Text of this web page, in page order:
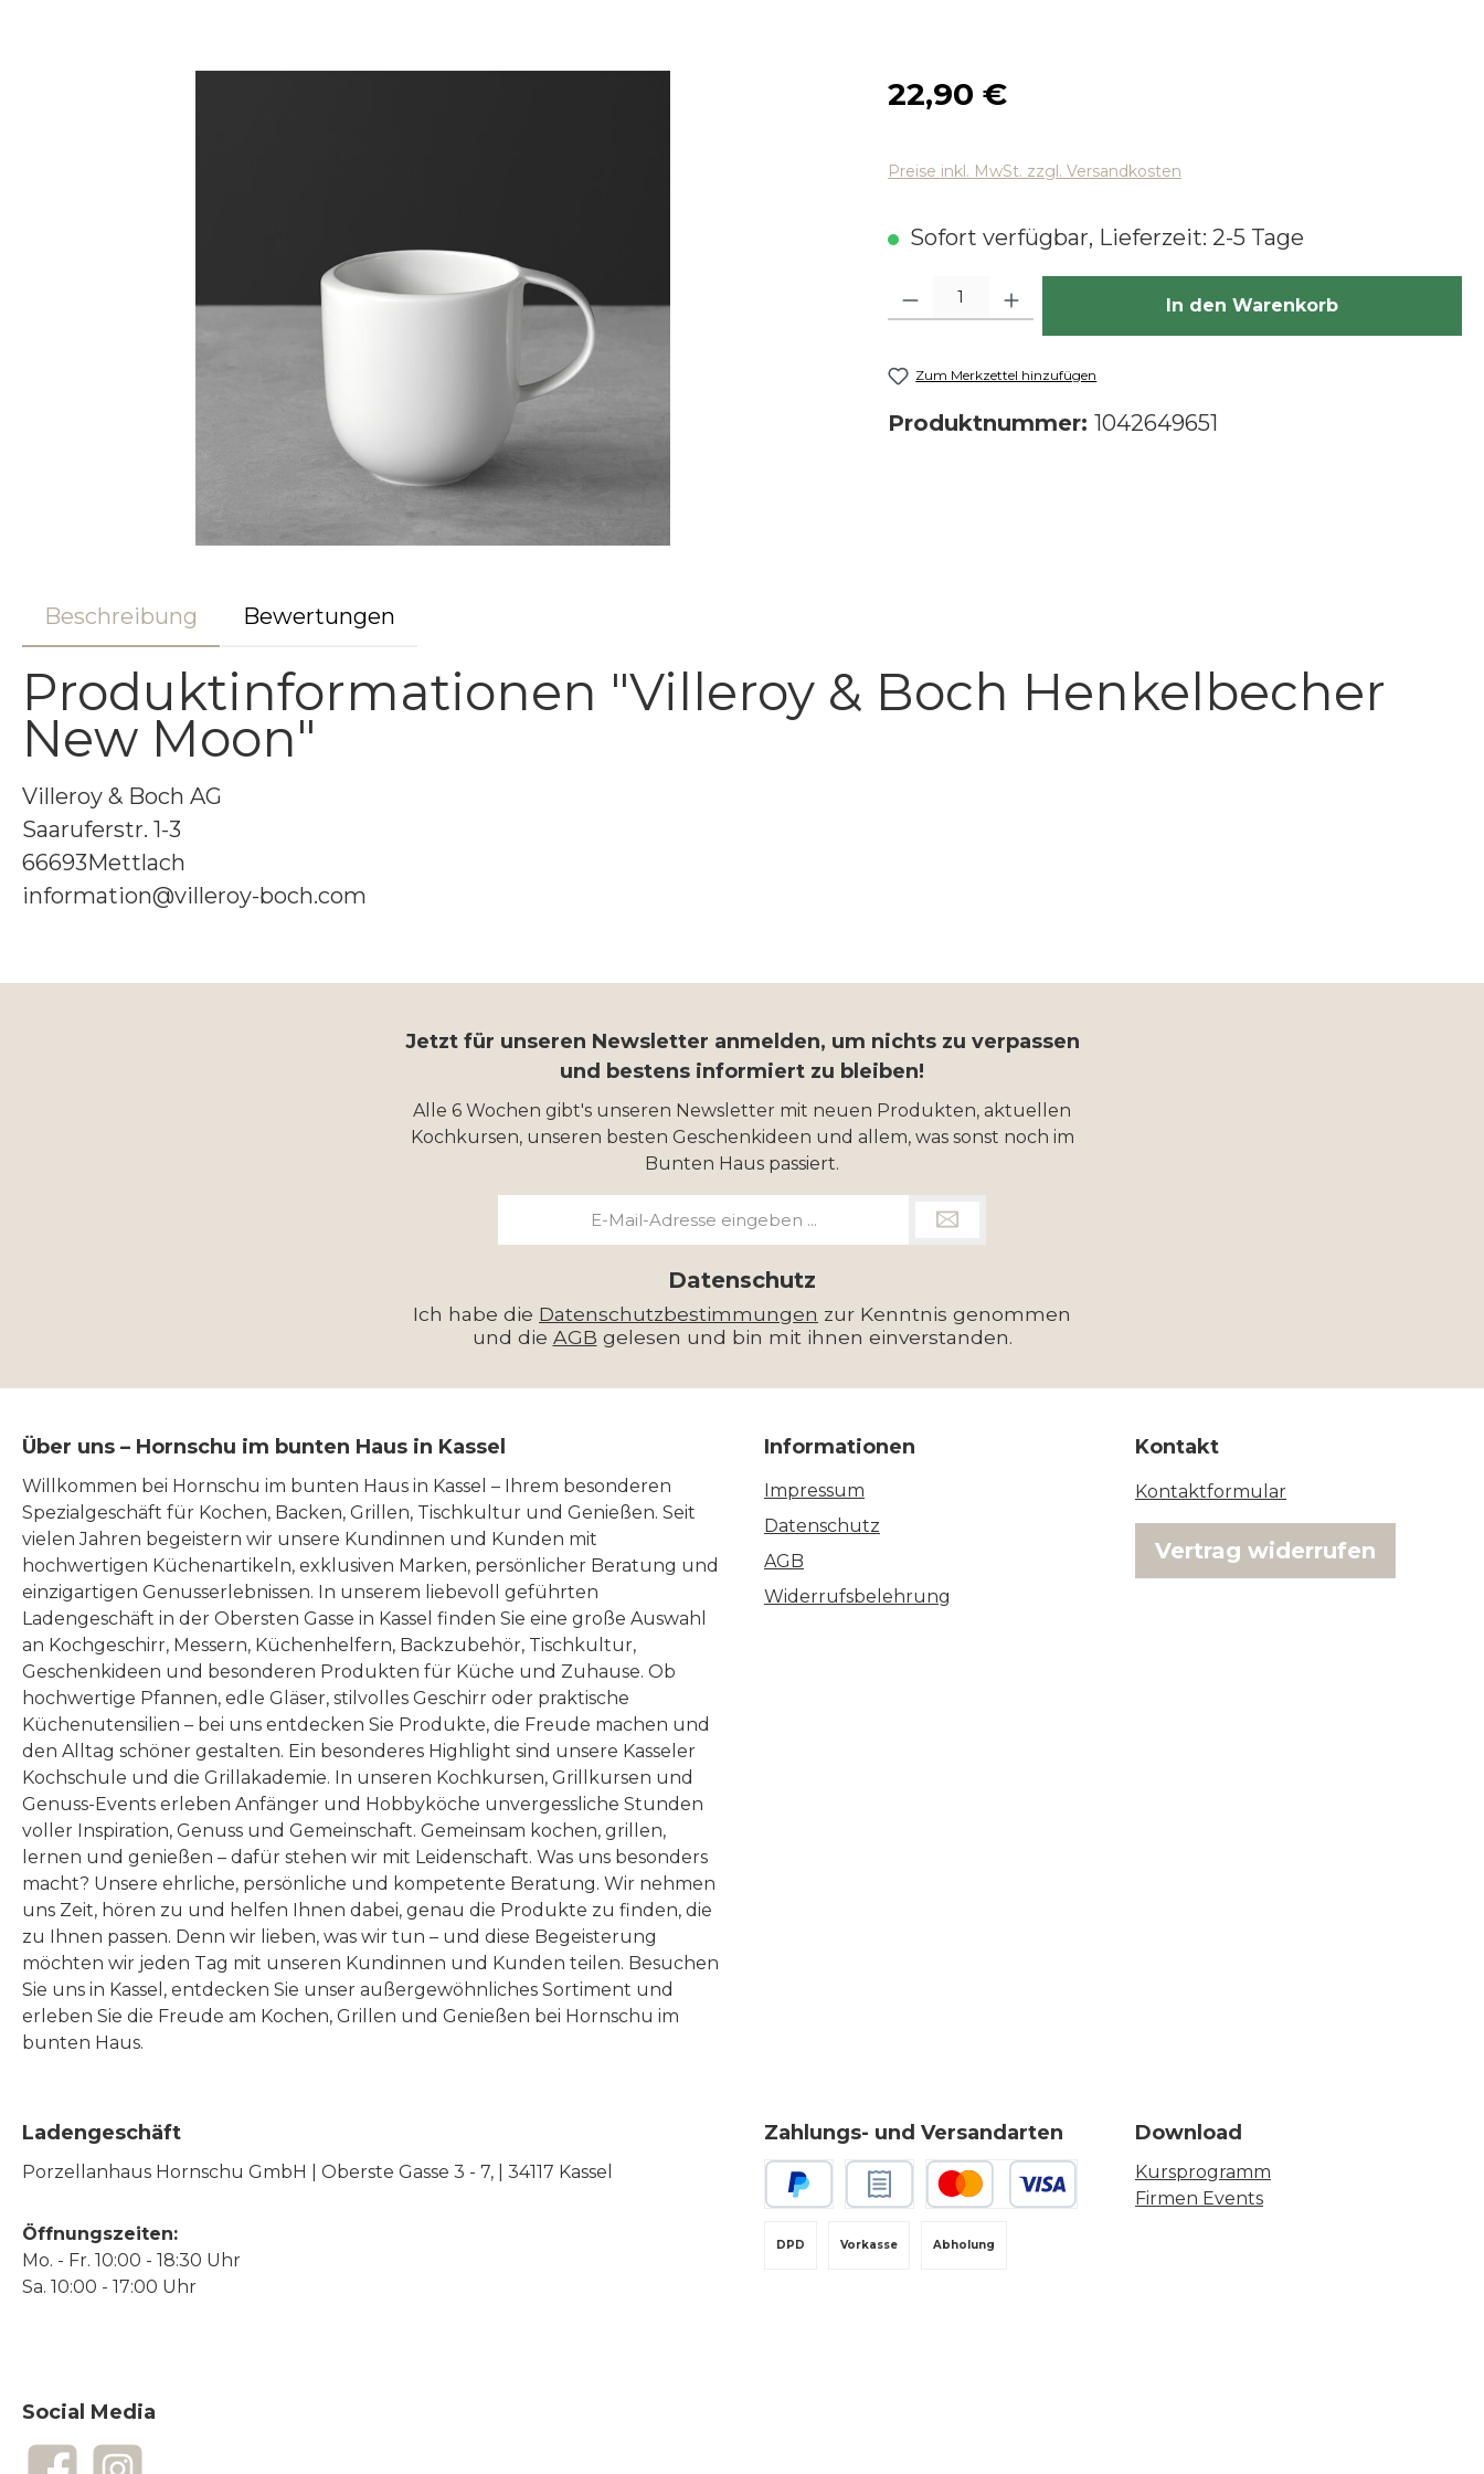
Regulärer Preis:
22,90 €
Preise inkl. MwSt. zzgl. Versandkosten
Sofort verfügbar, Lieferzeit: 2-5 Tage
Produkt Anzahl: Gib den gewünschten Wert ein oder benutze die
In den Warenkorb
Zum Merkzettel hinzufügen
Produktnummer: 1042649651
Beschreibung Bewertungen
Produktinformationen "Villeroy & Boch Henkelbecher
New Moon"
Villeroy & Boch AG
Saaruferstr. 1-3
66693Mettlach
information@villeroy-boch.com
Jetzt für unseren Newsletter anmelden, um nichts zu verpassen
und bestens informiert zu bleiben!
Alle 6 Wochen gibt's unseren Newsletter mit neuen Produkten, aktuellen
Kochkursen, unseren besten Geschenkideen und allem, was sonst noch im
Bunten Haus passiert.
Datenschutz
Ich habe die Datenschutzbestimmungen zur Kenntnis genommen
und die AGB gelesen und bin mit ihnen einverstanden.
Über uns – Hornschu im bunten Haus in Kassel
Willkommen bei Hornschu im bunten Haus in Kassel – Ihrem besonderen
Spezialgeschäft für Kochen, Backen, Grillen, Tischkultur und Genießen. Seit
vielen Jahren begeistern wir unsere Kundinnen und Kunden mit
hochwertigen Küchenartikeln, exklusiven Marken, persönlicher Beratung und
einzigartigen Genusserlebnissen. In unserem liebevoll geführten
Ladengeschäft in der Obersten Gasse in Kassel finden Sie eine große Auswahl
an Kochgeschirr, Messern, Küchenhelfern, Backzubehör, Tischkultur,
Geschenkideen und besonderen Produkten für Küche und Zuhause. Ob
hochwertige Pfannen, edle Gläser, stilvolles Geschirr oder praktische
Küchenutensilien – bei uns entdecken Sie Produkte, die Freude machen und
den Alltag schöner gestalten. Ein besonderes Highlight sind unsere Kasseler
Kochschule und die Grillakademie. In unseren Kochkursen, Grillkursen und
Genuss-Events erleben Anfänger und Hobbyköche unvergessliche Stunden
voller Inspiration, Genuss und Gemeinschaft. Gemeinsam kochen, grillen,
lernen und genießen – dafür stehen wir mit Leidenschaft. Was uns besonders
macht? Unsere ehrliche, persönliche und kompetente Beratung. Wir nehmen
uns Zeit, hören zu und helfen Ihnen dabei, genau die Produkte zu finden, die
zu Ihnen passen. Denn wir lieben, was wir tun – und diese Begeisterung
möchten wir jeden Tag mit unseren Kundinnen und Kunden teilen. Besuchen
Sie uns in Kassel, entdecken Sie unser außergewöhnliches Sortiment und
erleben Sie die Freude am Kochen, Grillen und Genießen bei Hornschu im
bunten Haus.
Informationen
Impressum
Datenschutz
AGB
Widerrufsbelehrung
Kontakt
Kontaktformular
Vertrag widerrufen
Ladengeschäft
Porzellanhaus Hornschu GmbH | Oberste Gasse 3 - 7, | 34117 Kassel
Öffnungszeiten:
Mo. - Fr. 10:00 - 18:30 Uhr
Sa. 10:00 - 17:00 Uhr
Zahlungs- und Versandarten
Vorkasse
DPD Abholung
Download
Kursprogramm
Firmen Events
Social Media